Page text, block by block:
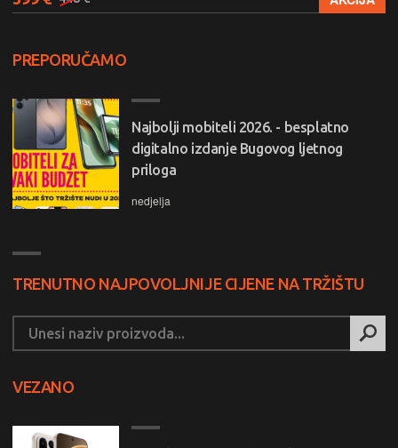
PREPORUČAMO
Najbolji mobiteli 2026. - besplatno
digitalno izdanje Bugovog ljetnog
priloga
nedjelja
TRENUTNO NAJPOVOLJNIJE CIJENE NA TRŽIŠTU
VEZANO